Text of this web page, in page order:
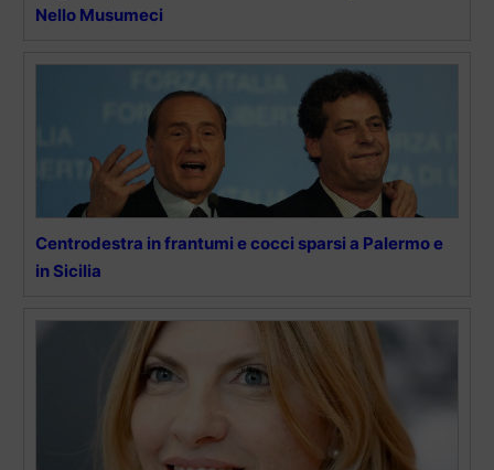
Nello Musumeci
Centrodestra in frantumi e cocci sparsi a Palermo e
in Sicilia